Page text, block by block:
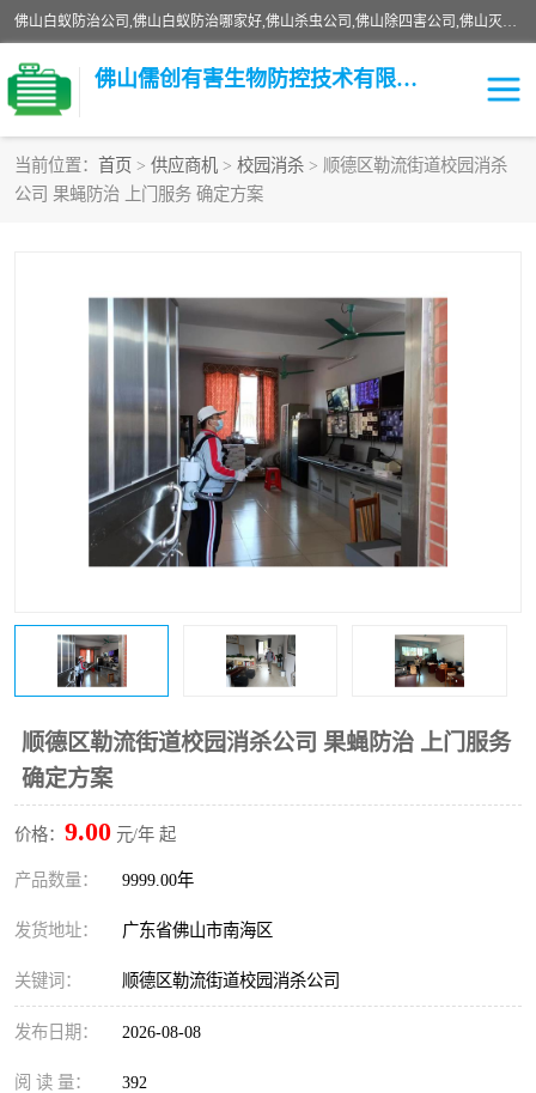
佛山白蚁防治公司,佛山白蚁防治哪家好,佛山杀虫公司,佛山除四害公司,佛山灭白蚁公司,佛山白蚁防治佛山儒创有害生物防治有限公司是一家佛山杀虫公司、佛山除四害公司、佛山灭白蚁公司、佛山白蚁防治公司，让您远离虫害困扰。要问佛山白蚁防治哪家好？佛山儒创有害生物防治有限公司全佛山、广州，正规公司，上门勘查，可靠，售后有保障。
佛山儒创有害生物防控技术有限公司
当前位置： 首页 > 供应商机 > 校园消杀 > 顺德区勒流街道校园消杀
公司 果蝇防治 上门服务 确定方案
顺德区勒流街道校园消杀公司 果蝇防治 上门服务
确定方案
价格： 9.00 元/年 起
产品数量： 9999.00年
发货地址： 广东省佛山市南海区
关键词： 顺德区勒流街道校园消杀公司
发布日期： 2026-08-08
阅 读 量： 392
白蚁消杀
除四害 食堂消杀
园区消杀